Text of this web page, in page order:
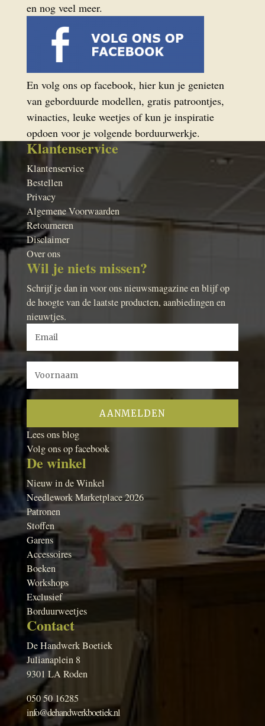
en nog veel meer.
En volg ons op facebook, hier kun je genieten
van geborduurde modellen, gratis patroontjes,
winacties, leuke weetjes of kun je inspiratie
opdoen voor je volgende borduurwerkje.
Klantenservice
Klantenservice
Bestellen
Privacy
Algemene Voorwaarden
Retourneren
Disclaimer
Over ons
Wil je niets missen?
Schrijf je dan in voor ons nieuwsmagazine en blijf op
de hoogte van de laatste producten, aanbiedingen en
nieuwtjes.
Lees ons blog
Volg ons op facebook
De winkel
Nieuw in de Winkel
Needlework Marketplace 2026
Patronen
Stoffen
Garens
Accessoires
Boeken
Workshops
Exclusief
Borduurweetjes
Contact
De Handwerk Boetiek
Julianaplein 8
9301 LA Roden
050 50 16285
info@dehandwerkboetiek.nl